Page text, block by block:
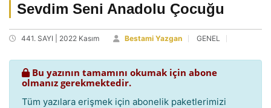
Sevdim Seni Anadolu Çocuğu
441. SAYI | 2022 Kasım Bestami Yazgan GENEL
Bu yazının tamamını okumak için abone
olmanız gerekmektedir.
Tüm yazılara erişmek için abonelik paketlerimizi